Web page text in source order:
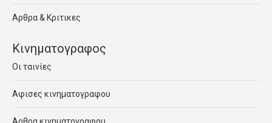
Αρθρα & Κριτικες
Κινηματογραφος
Οι ταινίες
Αφισες κινηματογραφου